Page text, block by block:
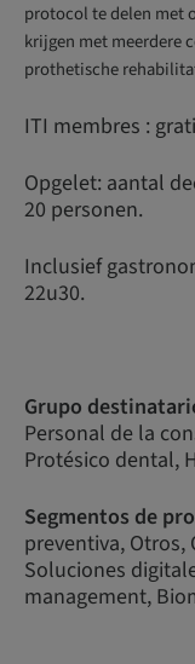
protocol te delen met
krijgen met meerdere
prothetische
ITI membres :
Opgelet: aantal
20 personen.
Inclusief
22u30.
Grupo
Personal de la
Protésico dental,
Segmentos de
preventiva,
Soluciones
management,